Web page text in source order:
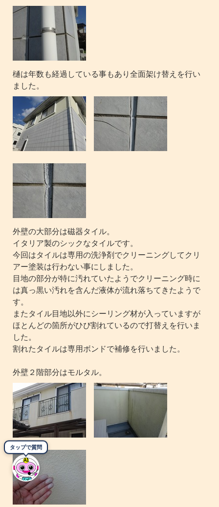
タップで質問
樋は年数も経過している事もあり全面架け替えを行い
ました。
外壁の大部分は磁器タイル。
イタリア製のシックなタイルです。
今回はタイルは専用の洗浄剤でクリーニングしてクリ
アー塗装は行わない事にしました。
目地の部分が特に汚れていたようでクリーニング時に
は真っ黒い汚れを含んだ液体が流れ落ちてきたようで
す。
またタイル目地以外にシーリング材が入っていますが
ほとんどの箇所がひび割れているので打替えを行いま
した。
割れたタイルは専用ボンドで補修を行いました。
外壁２階部分はモルタル。